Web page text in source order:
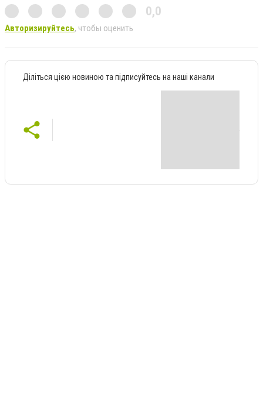
0,0
Авторизируйтесь, чтобы оценить
Діліться цією новиною та підписуйтесь на наші канали